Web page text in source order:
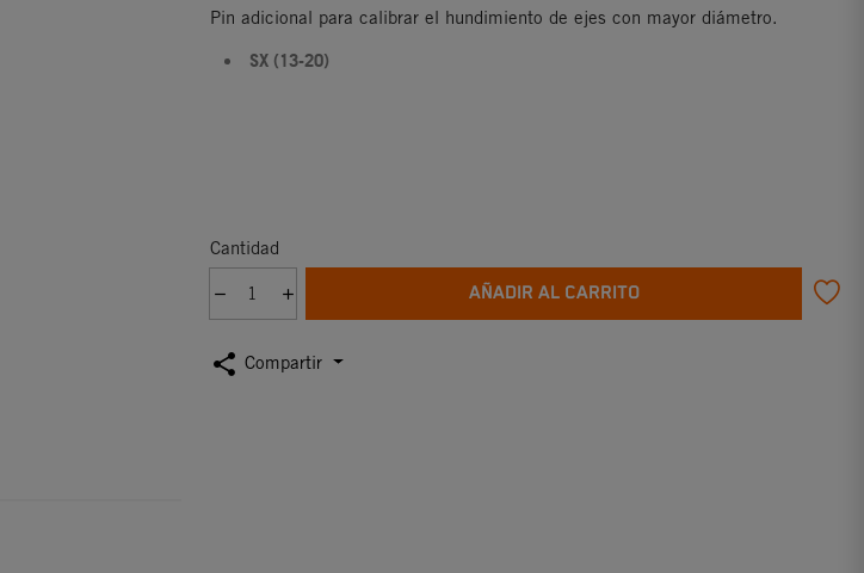
Pin adicional para calibrar el hundimiento de ejes con mayor diámetro.
SX (13-20)
Cantidad
AÑADIR AL CARRITO
share Compartir